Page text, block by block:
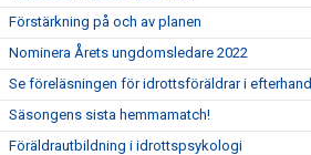
Förstärkning på och av planen
Nominera Årets ungdomsledare 2022
Se föreläsningen för idrottsföräldrar i efterhand
Säsongens sista hemmamatch!
Föräldrautbildning i idrottspsykologi